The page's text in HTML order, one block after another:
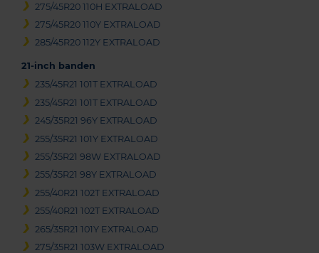
275/45R20 110H EXTRALOAD
275/45R20 110Y EXTRALOAD
285/45R20 112Y EXTRALOAD
21-inch banden
235/45R21 101T EXTRALOAD
235/45R21 101T EXTRALOAD
245/35R21 96Y EXTRALOAD
255/35R21 101Y EXTRALOAD
255/35R21 98W EXTRALOAD
255/35R21 98Y EXTRALOAD
255/40R21 102T EXTRALOAD
255/40R21 102T EXTRALOAD
265/35R21 101Y EXTRALOAD
275/35R21 103W EXTRALOAD